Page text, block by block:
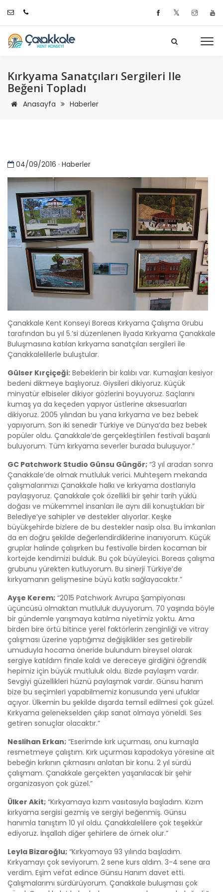
𝕏
Kırkyama Sanatçıları Sergileri Ile
Beğeni Topladı
Anasayfa Haberler
04/09/2016 · Haberler
Çanakkale Kent Konseyi Boreas Kırkyama Çalışma Grubu
tarafından bu yıl 5.’si düzenlenen İlyada Kırkyama Çanakkale
Buluşmasına katılan kırkyama sanatçıları sergileri ile
Çanakkalelilerle buluştular.
Gülser Kırçiçeği: Bebeklerin bir kalıbı var. Kumaşları kesiyor
bedeni dikmeye başlıyoruz. Giysileri dikiyoruz. Küçük
minyatür elbiseler dikiyor gözlerini boyuyoruz. Saçlarını
kumaş ya da keçeden yapıyor üstlerine aksesuarları
dikiyoruz. 2005 yılından bu yana kırkyama ve bez bebek
yapıyorum. Son iki senedir Türkiye ve Dünya’da bez bebek
popüler oldu. Çanakkale’de gerçekleştirilen festivali başarılı
buluyorum. Tüm kırkyama severler burada buluşuyor.”
GC Patchwork Studio Günsu Güngör; “3 yıl aradan sonra
Çanakkale’de olmak mutluluk verici. Muhteşem mekanda
çalışmalarımızı Çanakkale halkı ve kırkyama dostlarıyla
paylaşıyoruz. Çanakkale çok özellikli bir şehir tarih yüklü
doğası ve mükemmel insanları ile aynı dili konuştukları bir
Belediye’ye sahipler ve destekler alıyorlar. Keşke
büyükşehirde bizlere de bu destekler nasip olsa. Bu imkanları
da en doğru şekilde değerlendirdiklerine inanıyorum. Küçük
gruplar halinde çalışırken bu festivalle birden kocaman bir
kortejde kendimizi bulduk. Bu çok büyüleyici. Boreas çalışma
grubunu yürekten kutluyorum. Bu sinerji Türkiye’de
kırkyamanın gelişmesine büyü katkı sağlayacaktır.”
Ayşe Kerem; “2015 Patchwork Avrupa Şampiyonası
üçüncüsü olmaktan mutluluk duyuyorum. 70 yaşında böyle
bir gündemle yarışmaya katılma niyetimiz yoktu. Ama
birden bire örtü bitince yerel faktörlerin zenginliği ve vitray
çalışması üzerine yaptığımız değişiklikler ses getirebilir
umuduyla hocama öneride bulundum bireysel olarak
sergiye katıldım finale kaldı ve dereceye girdiğini öğrendik
hepimiz için büyük mutluluk oldu. Bizde paylaşım vardır.
Sevgiyi güzellikleri hüznü paylaşmak vardır. Günsu hanım
bize bu seçimleri yapabilmemiz konusunda yeni ufuklar
açıyor. Ülkemin bu şekilde dışarda temsil edilmesi çok güzel.
Kırkyama gelenekselden çıkıp sanat olmaya yöneldi. Ses
getiren sonuçlar olacaktır.”
Neslihan Erkan; “Eserimde kırk uçurması, onu kumaşla
resmetmeye çalıştım. Kırk uçurması kapadokya yöresine ait
bebeğin kırkının çıkmasını anlatan bir konu. 2 yıl sürdü
çalışmam. Çanakkale gerçekten yaşanılacak bir şehir
organizasyon çok güzel.”
Ülker Akit; “Kırkyamaya kızım vasıtasıyla başladım. Kızım
kırkyama sergisi gezmiş ve sergiyi beğenmiş. Günsu
hanımla tanıştım 10 yıl oldu. Çanakkalelilere çok teşekkür
ediyoruz. İnşallah diğer şehirlere de örnek olur.”
Leyla Bizaroğlu; “Kırkyamaya 93 yılında başladım.
Kırkyamayı çok seviyorum. 2 sene kurs aldım. 3-4 sene ara
verdim. Eşim vefat edince Günsu Hanım davet etti.
Çalışmalarımı sürdürüyorum. Çanakkale buluşması çok